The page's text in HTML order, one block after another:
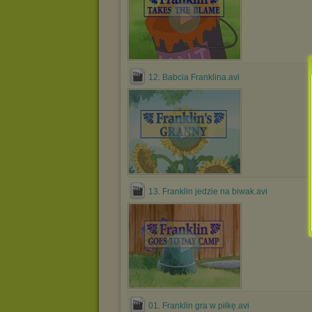
12. Babcia Franklina.avi
13. Franklin jedzie na biwak.avi
01. Franklin gra w piłkę.avi